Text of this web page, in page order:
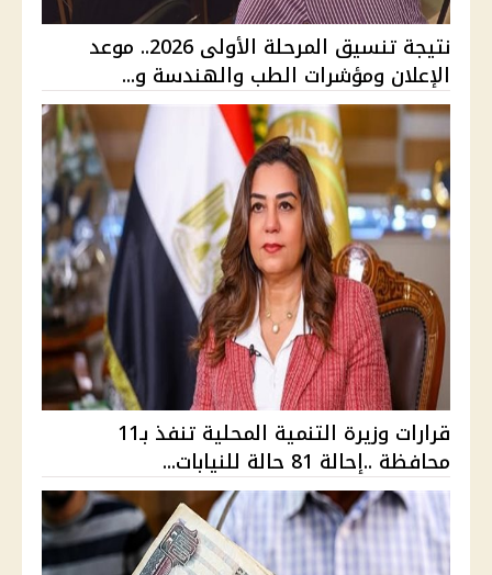
نتيجة تنسيق المرحلة الأولى 2026.. موعد
الإعلان ومؤشرات الطب والهندسة و...
قرارات وزيرة التنمية المحلية تنفذ بـ11
محافظة ..إحالة 81 حالة للنيابات...